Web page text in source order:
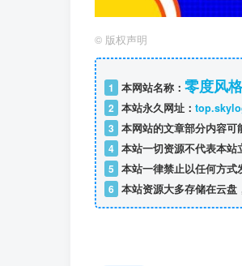
© 版权声明
1 本网站名称： 零度风格
2 本站永久网址：
3 本网站的文章部分内容可
4 本站一切资源不代表本站
5 本站一律禁止以任何方
6 本站资源大多存储在云盘